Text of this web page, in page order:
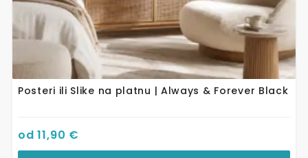
Posteri ili Slike na platnu | Always & Forever Black
od11,90 €